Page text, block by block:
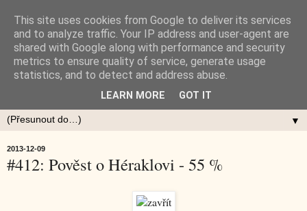
▼
2013-12-09
#412: Pověst o Héraklovi - 55 %
This site uses cookies from Google to deliver its services
and to analyze traffic. Your IP address and user-agent are
shared with Google along with performance and security
metrics to ensure quality of service, generate usage
statistics, and to detect and address abuse.
LEARN MORE GOT IT